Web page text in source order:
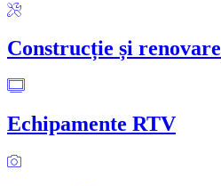
Construcție și renovare
Echipamente RTV